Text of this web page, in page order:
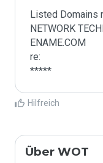
Listed Domains
NETWORK
ENAME.COM
re:
*****
Hilfreich
Über WOT